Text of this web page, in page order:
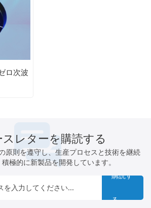
ロ次波
スレターを購読する
原則を遵守し、生産プロセスと技術を継続
極的に新製品を開発しています。
購読す
る